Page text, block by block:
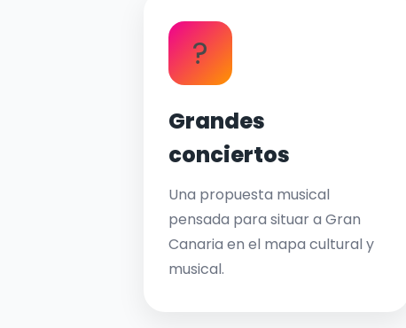
?
Grandes
conciertos
Una propuesta musical
pensada para situar a Gran
Canaria en el mapa cultural y
musical.